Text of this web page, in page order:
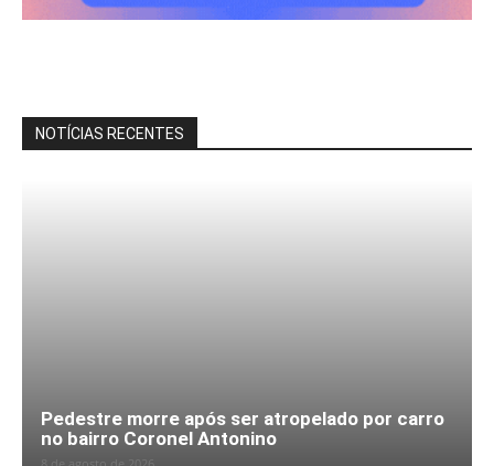
NOTÍCIAS RECENTES
Pedestre morre após ser atropelado por carro
no bairro Coronel Antonino